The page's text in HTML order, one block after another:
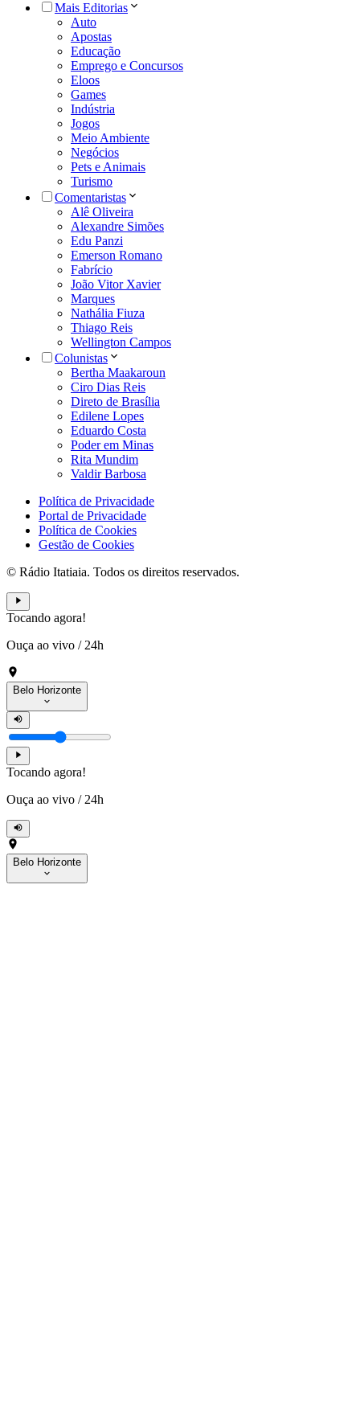
Mais Editorias
Auto
Apostas
Educação
Emprego e Concursos
Eloos
Games
Indústria
Jogos
Meio Ambiente
Negócios
Pets e Animais
Turismo
Comentaristas
Alê Oliveira
Alexandre Simões
Edu Panzi
Emerson Romano
Fabrício
João Vitor Xavier
Marques
Nathália Fiuza
Thiago Reis
Wellington Campos
Colunistas
Bertha Maakaroun
Ciro Dias Reis
Direto de Brasília
Edilene Lopes
Eduardo Costa
Poder em Minas
Rita Mundim
Valdir Barbosa
Política de Privacidade
Portal de Privacidade
Política de Cookies
Gestão de Cookies
© Rádio Itatiaia. Todos os direitos reservados.
Tocando agora!
Ouça ao vivo / 24h
Belo Horizonte
Tocando agora!
Ouça ao vivo / 24h
Belo Horizonte